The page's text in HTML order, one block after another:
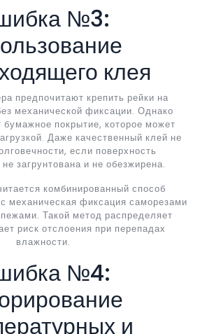
№3:
клея
предпочитают крепить рейки на
механической фиксации. Однако
бумажное покрытие, которое может
Даже качественный клей не
если поверхность
загрунтована и не обезжирена.
комбинированный способ
механическая фиксация саморезами
Такой метод распределяет
риск отслоения при перепадах
влажности.
№4:
и